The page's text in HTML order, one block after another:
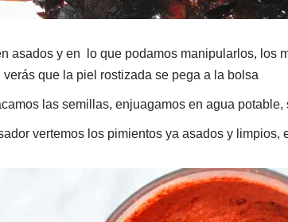
asados y en lo que podamos manipularlos, los
verás que la piel rostizada se pega a la bolsa
las semillas, enjuagamos en agua potable,
vertemos los pimientos ya asados y limpios,